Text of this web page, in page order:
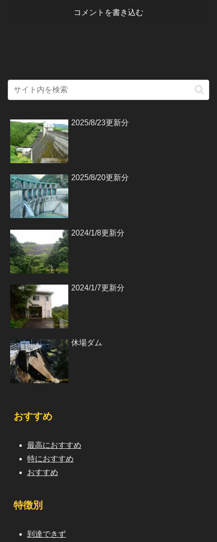
コメントを書き込む
2025/8/23更新分
2025/8/20更新分
2024/1/8更新分
2024/1/7更新分
休場ダム
おすすめ
最高におすすめ
特におすすめ
おすすめ
特徴別
到達できず